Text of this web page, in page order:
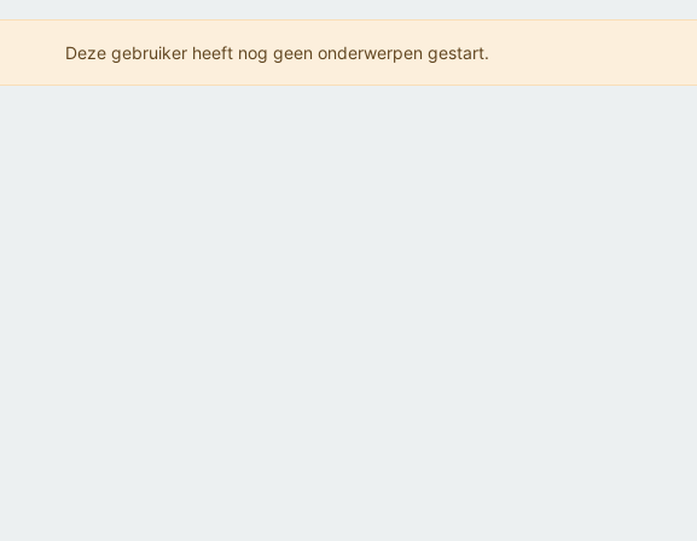
Deze gebruiker heeft nog geen onderwerpen gestart.